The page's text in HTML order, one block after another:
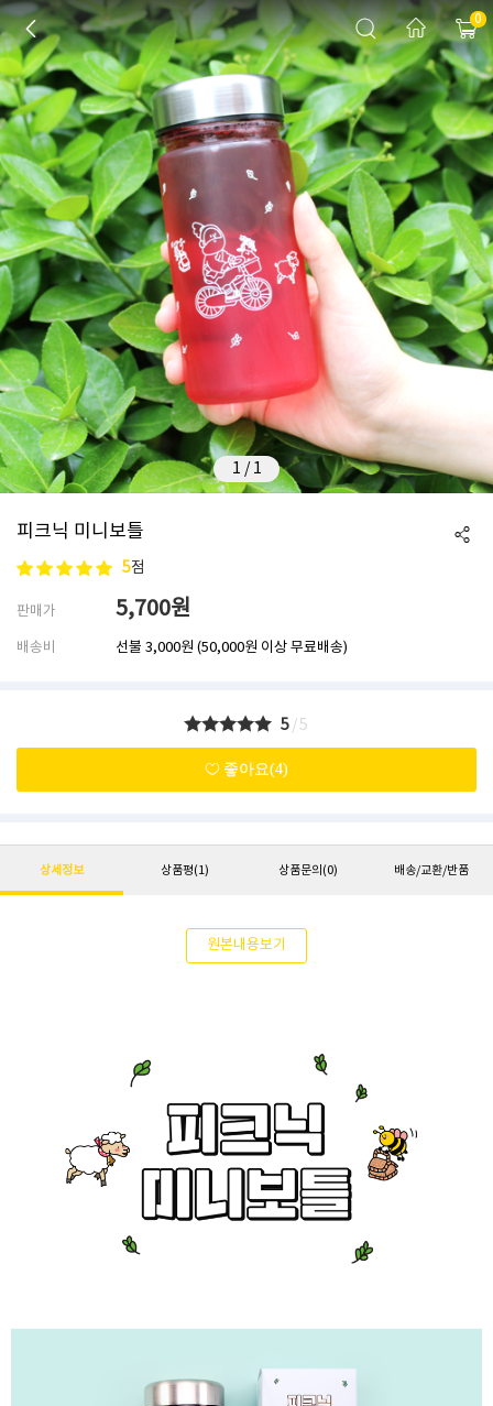
0
1 / 1
피크닉 미니보틀
5점
판매가 5,700원
배송비 선불 3,000원 (50,000원 이상 무료배송)
5/5
좋아요(4)
상세정보 상품평(1) 상품문의 (0) 배송/교환/반품
원본내용보기